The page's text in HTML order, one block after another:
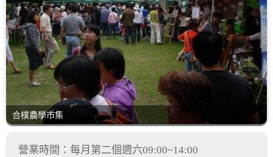
合樸農學市集
營業時間：每月第二個週六09:00~14:00